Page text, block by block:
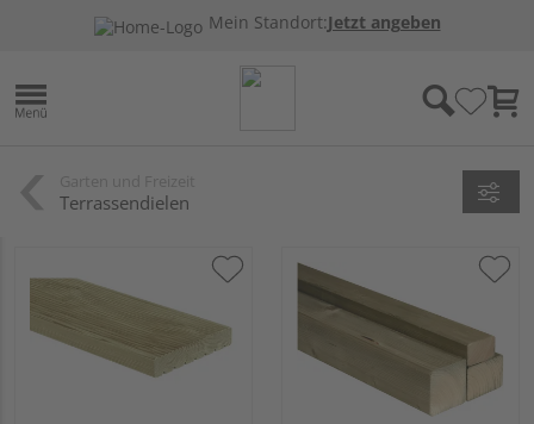
Mein Standort:Jetzt angeben
Terrassendielen